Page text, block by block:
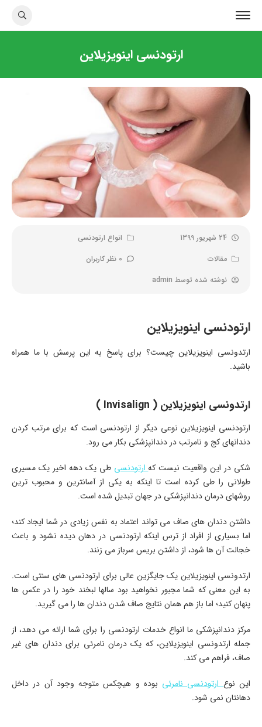
ارتودنسی اینویزیلاین
24 شهریور 1399
انواع ارتودنسی
مقالات
0 نظر کاربران
نوشته شده توسط admin
ارتودنسی اینویزیلاین
ارتدونسی اینویزیلاین چیست؟ برای پاسخ به این پرسش با ما همراه
باشید.
ارتدونسی اینویزیلاین ( Invisalign )
ارتودنسی اینویزیلاین نوعی دیگر از ارتودنسی است که برای مرتب کردن
دندانهای کج و نامرتب در دندانپزشکی بکار می رود.
شکی در این واقعیت نیست کهارتودنسی طی یک دهه اخیر یک مسیری
طولانی را طی کرده است تا اینکه به یکی از آسانترین و محبوب ترین
روشهای درمان دندانپزشکی در جهان تبدیل شده است.
داشتن دندان های صاف می تواند اعتماد به نفس زیادی در شما ایجاد کند؛
اما بسیاری از افراد از ترس اینکه ارتودنسی در دهان دیده نشود و باعث
خجالت آن ها شود، از داشتن بریس سرباز می زنند.
ارتدونسی اینویزیلاین یک جایگزین عالی برای ارتودنسی های سنتی است.
به این معنی که شما مجبور نخواهید بود سالها لبخند خود را در عکس ها
پنهان کنید؛ اما باز هم همان نتایج صاف شدن دندان ها را می گیرید.
مرکز دندانپزشکی ما انواع خدمات ارتودنسی را برای شما ارائه می دهد، از
جمله ارتدونسی اینویزیلاین، که یک درمان نامرئی برای دندان های غیر
صاف، فراهم می کند.
این نوعارتودنسی نامرئی بوده و هیچکس متوجه وجود آن در داخل
دهانتان نمی شود.